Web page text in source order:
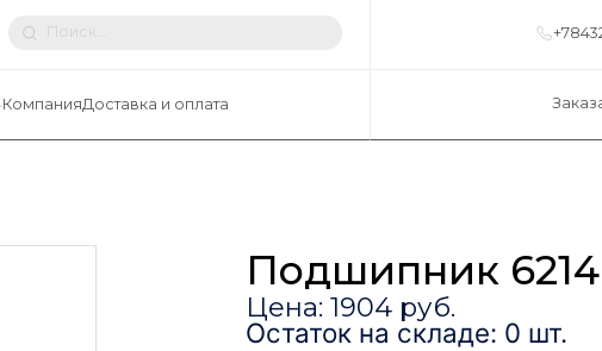
КомпанияДоставка и оплата
Подшипник 6214
Цена: 1904 руб.
Остаток на складе: 0 шт.